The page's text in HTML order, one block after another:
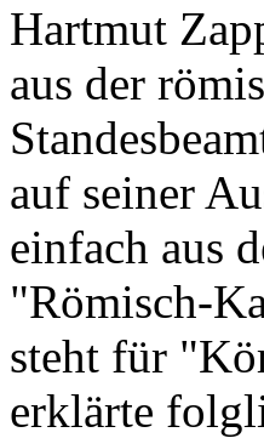
Hartmut
aus der
auf seiner
einfach aus
"Römisch-
steht für
erklärte